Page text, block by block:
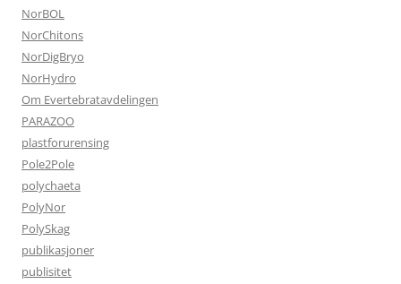
NorBOL
NorChitons
NorDigBryo
NorHydro
Om Evertebratavdelingen
PARAZOO
plastforurensing
Pole2Pole
polychaeta
PolyNor
PolySkag
publikasjoner
publisitet